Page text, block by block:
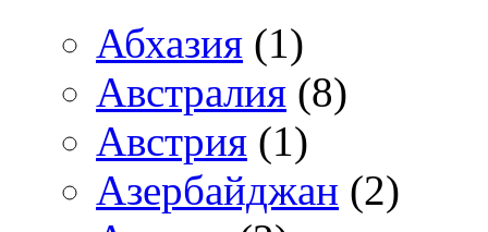
Абхазия (1)
Австралия (8)
Австрия (1)
Азербайджан (2)